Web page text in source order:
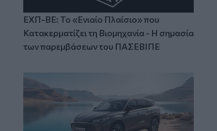
ΕΧΠ-ΒΕ: Το «Ενιαίο Πλαίσιο» που
Κατακερματίζει τη Βιομηχανία - Η σημασία
των παρεμβάσεων του ΠΑΣΕΒΙΠΕ